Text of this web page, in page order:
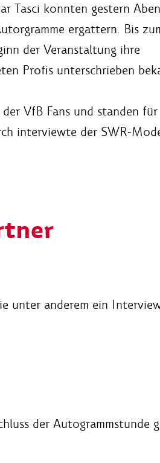
Tasci konnten gestern
ergattern. Bis
der Veranstaltung ihre
Profis unterschrieben
VfB Fans und standen für
interviewte der SWR-
unter anderem ein
der Autogrammstunde